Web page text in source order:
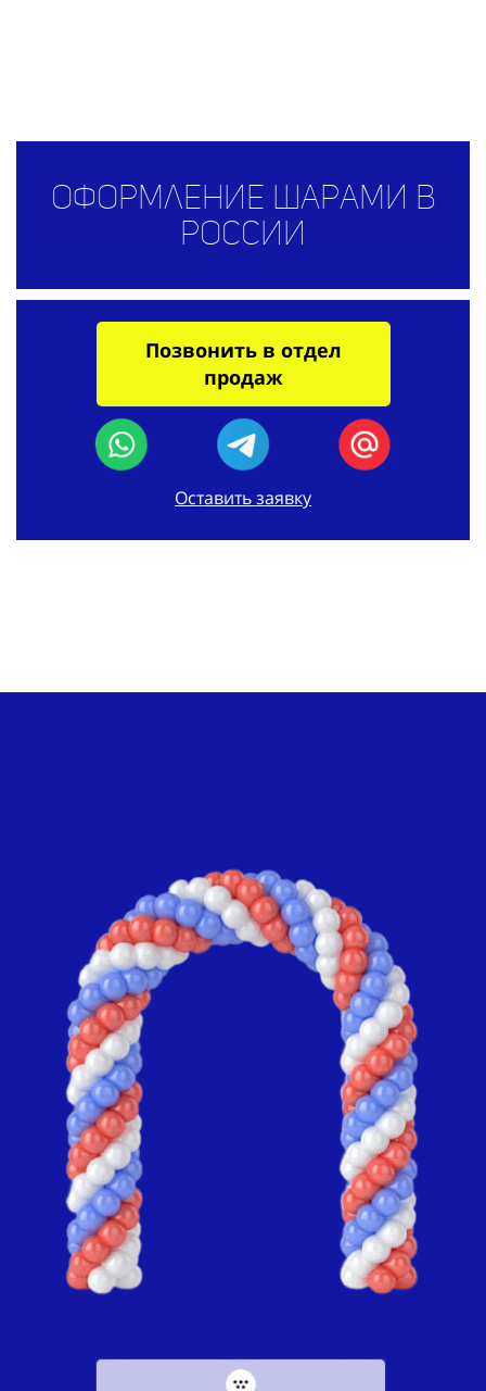
Оформление шарами в
России
Позвонить в отдел
продаж
Оставить заявку